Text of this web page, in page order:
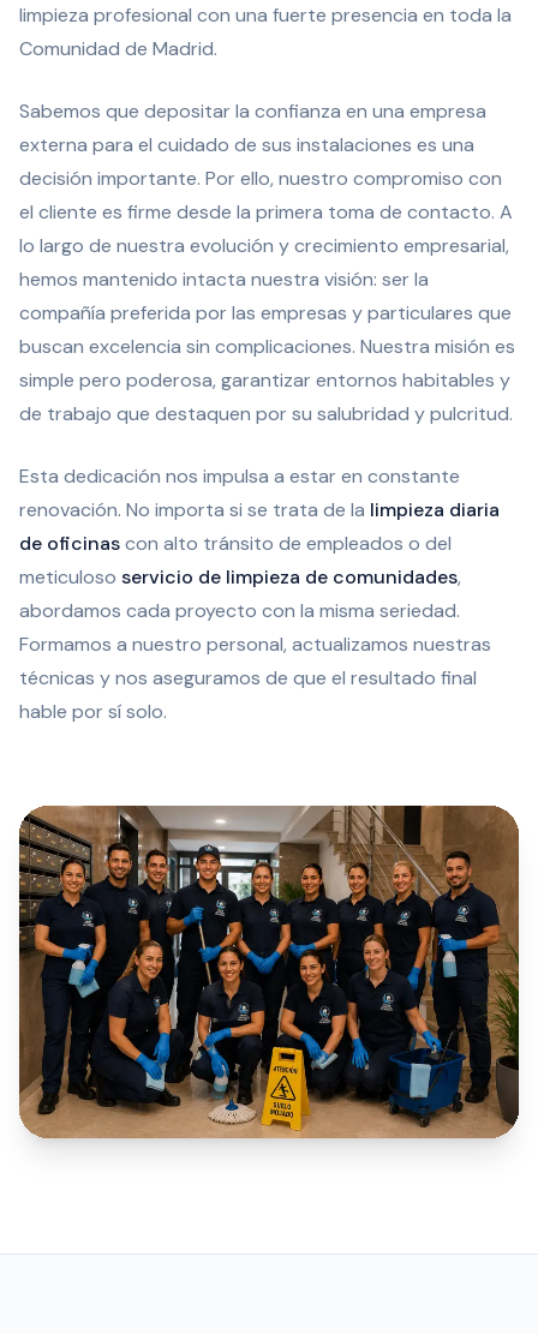
limpieza profesional con una fuerte presencia en toda la
Comunidad de Madrid.
Sabemos que depositar la confianza en una empresa
externa para el cuidado de sus instalaciones es una
decisión importante. Por ello, nuestro compromiso con
el cliente es firme desde la primera toma de contacto. A
lo largo de nuestra evolución y crecimiento empresarial,
hemos mantenido intacta nuestra visión: ser la
compañía preferida por las empresas y particulares que
buscan excelencia sin complicaciones. Nuestra misión es
simple pero poderosa, garantizar entornos habitables y
de trabajo que destaquen por su salubridad y pulcritud.
Esta dedicación nos impulsa a estar en constante
renovación. No importa si se trata de la limpieza diaria
de oficinascon alto tránsito de empleados o del
meticuloso servicio de limpieza de comunidades,
abordamos cada proyecto con la misma seriedad.
Formamos a nuestro personal, actualizamos nuestras
técnicas y nos aseguramos de que el resultado final
hable por sí solo.